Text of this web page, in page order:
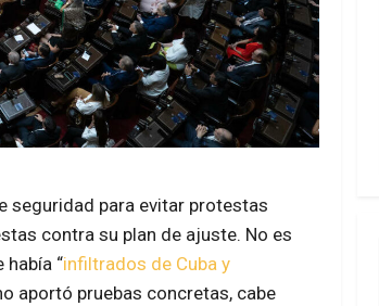
seguridad para evitar protestas
contra su plan de ajuste. No es
“infiltrados de Cuba y
aportó pruebas concretas, cabe